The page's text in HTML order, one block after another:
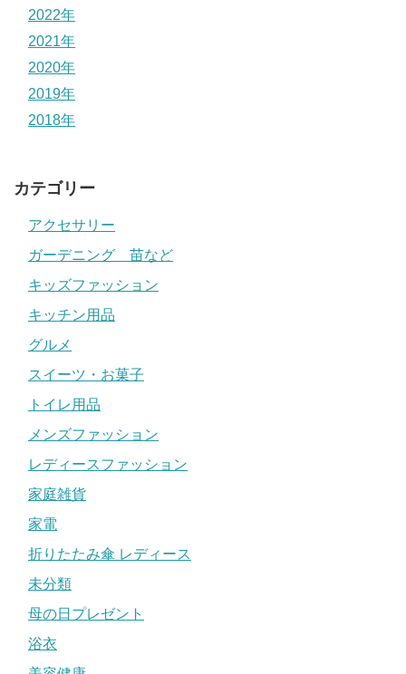
2022年
2021年
2020年
2019年
2018年
カテゴリー
アクセサリー
ガーデニング 苗など
キッズファッション
キッチン用品
グルメ
スイーツ・お菓子
トイレ用品
メンズファッション
レディースファッション
家庭雑貨
家電
折りたたみ傘 レディース
未分類
母の日プレゼント
浴衣